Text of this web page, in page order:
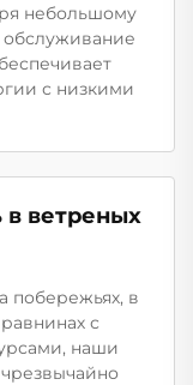
небольшому
обслуживание
с низкими
ветреных
побережьях, в
с
наши